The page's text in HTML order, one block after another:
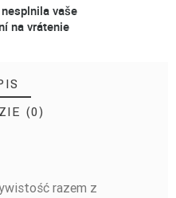
vaše
na vrátenie
(0)
razem z